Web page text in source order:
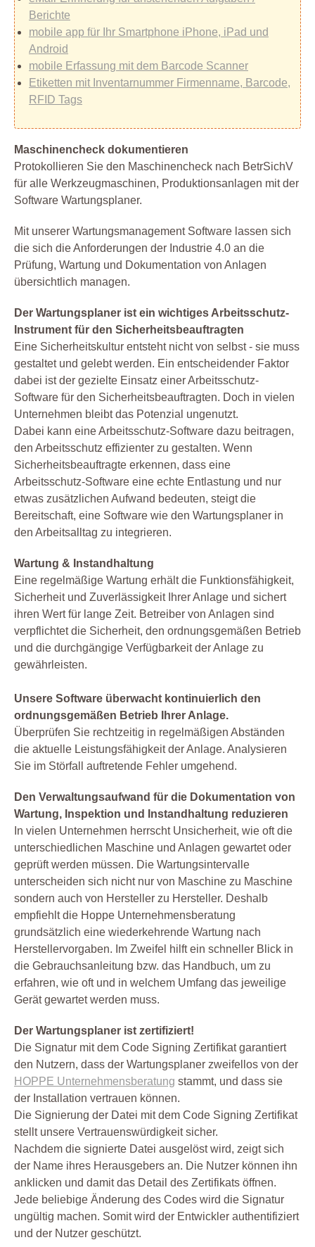
Berichte
mobile app für Ihr Smartphone iPhone, iPad und
Android
mobile Erfassung mit dem Barcode Scanner
Etiketten mit Inventarnummer Firmenname, Barcode,
RFID Tags
Maschinencheck dokumentieren
Protokollieren Sie den Maschinencheck nach BetrSichV
für alle Werkzeugmaschinen, Produktionsanlagen mit der
Software Wartungsplaner.
Mit unserer Wartungsmanagement Software lassen sich
die sich die Anforderungen der Industrie 4.0 an die
Prüfung, Wartung und Dokumentation von Anlagen
übersichtlich managen.
Der Wartungsplaner ist ein wichtiges Arbeitsschutz-
Instrument für den Sicherheitsbeauftragten
Eine Sicherheitskultur entsteht nicht von selbst - sie muss
gestaltet und gelebt werden. Ein entscheidender Faktor
dabei ist der gezielte Einsatz einer Arbeitsschutz-
Software für den Sicherheitsbeauftragten. Doch in vielen
Unternehmen bleibt das Potenzial ungenutzt.
Dabei kann eine Arbeitsschutz-Software dazu beitragen,
den Arbeitsschutz effizienter zu gestalten. Wenn
Sicherheitsbeauftragte erkennen, dass eine
Arbeitsschutz-Software eine echte Entlastung und nur
etwas zusätzlichen Aufwand bedeuten, steigt die
Bereitschaft, eine Software wie den Wartungsplaner in
den Arbeitsalltag zu integrieren.
Wartung & Instandhaltung
Eine regelmäßige Wartung erhält die Funktionsfähigkeit,
Sicherheit und Zuverlässigkeit Ihrer Anlage und sichert
ihren Wert für lange Zeit. Betreiber von Anlagen sind
verpflichtet die Sicherheit, den ordnungsgemäßen Betrieb
und die durchgängige Verfügbarkeit der Anlage zu
gewährleisten.
Unsere Software überwacht kontinuierlich den
ordnungsgemäßen Betrieb Ihrer Anlage.
Überprüfen Sie rechtzeitig in regelmäßigen Abständen
die aktuelle Leistungsfähigkeit der Anlage. Analysieren
Sie im Störfall auftretende Fehler umgehend.
Den Verwaltungsaufwand für die Dokumentation von
Wartung, Inspektion und Instandhaltung reduzieren
In vielen Unternehmen herrscht Unsicherheit, wie oft die
unterschiedlichen Maschine und Anlagen gewartet oder
geprüft werden müssen. Die Wartungsintervalle
unterscheiden sich nicht nur von Maschine zu Maschine
sondern auch von Hersteller zu Hersteller. Deshalb
empfiehlt die Hoppe Unternehmensberatung
grundsätzlich eine wiederkehrende Wartung nach
Herstellervorgaben. Im Zweifel hilft ein schneller Blick in
die Gebrauchsanleitung bzw. das Handbuch, um zu
erfahren, wie oft und in welchem Umfang das jeweilige
Gerät gewartet werden muss.
Der Wartungsplaner ist zertifiziert!
Die Signatur mit dem Code Signing Zertifikat garantiert
den Nutzern, dass der Wartungsplaner zweifellos von der
HOPPE Unternehmensberatung stammt, und dass sie
der Installation vertrauen können.
Die Signierung der Datei mit dem Code Signing Zertifikat
stellt unsere Vertrauenswürdigkeit sicher.
Nachdem die signierte Datei ausgelöst wird, zeigt sich
der Name ihres Herausgebers an. Die Nutzer können ihn
anklicken und damit das Detail des Zertifikats öffnen.
Jede beliebige Änderung des Codes wird die Signatur
ungültig machen. Somit wird der Entwickler authentifiziert
und der Nutzer geschützt.